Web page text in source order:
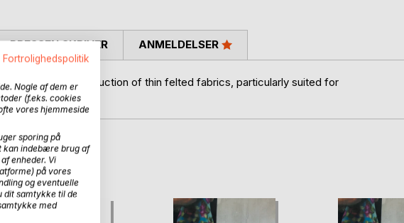
for the production of thin felted fabrics, particularly suited for
PRESSEN SKRIVER ANMELDELSER
BoD
Fortrolighedspolitik
Nogle af dem er
(f.eks. cookies
vores hjemmeside
sporing på
kan indebære brug af
enheder. Vi
på vores
og eventuelle
dit samtykke til de
med